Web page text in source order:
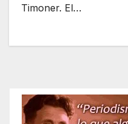
Timoner. El…